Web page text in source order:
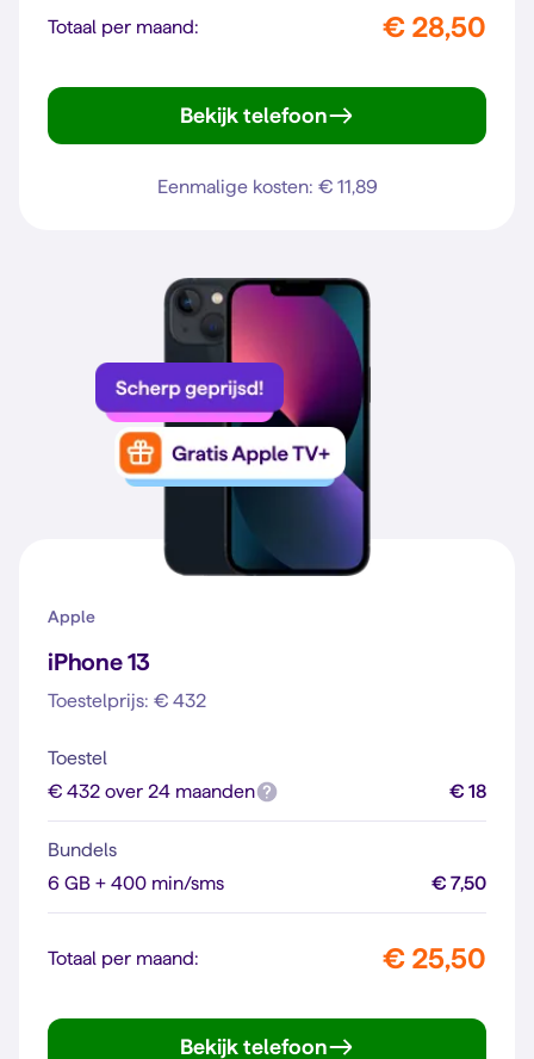
Totaal per maand: € 28,50
Bekijk telefoon
Eenmalige kosten: € 11,89
Apple
iPhone 13
Toestelprijs: € 432
Toestel
€ 432 over 24 maanden
€ 18
Bundels
6 GB + 400 min/sms
€ 7,50
Totaal per maand: € 25,50
Bekijk telefoon